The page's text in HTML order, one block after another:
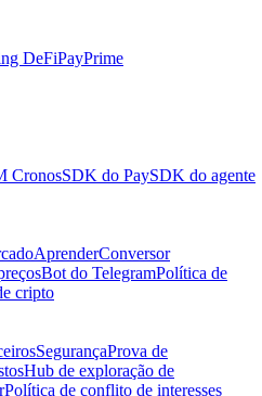
DeFiPayPrime
CronosSDK do PaySDK do agente
AprenderConversor
Bot do TelegramPolítica de
cripto
SegurançaProva de
Hub de exploração de
Política de conflito de interesses